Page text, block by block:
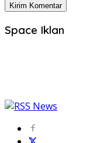
Space Iklan